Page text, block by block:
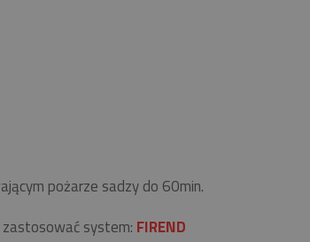
pożarze sadzy do 60min.
zastosować system: FIREND